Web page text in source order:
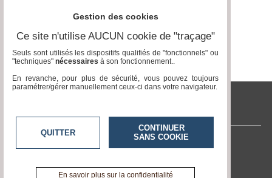
tvcitoyenne.com
Contactez-nous
A propos de tvcitoyenne.com
Gestion des cookies
Ce site n'utilise AUCUN cookie de "traçage"
Seuls sont utilisés les dispositifs qualifiés de "fonctionnels" ou
"techniques" nécessaires à son fonctionnement..
En revanche, pour plus de sécurité, vous pouvez toujours
paramétrer/gérer manuellement ceux-ci dans votre navigateur.
QUITTER
CONTINUER
SANS COOKIE
En savoir plus sur la confidentialité